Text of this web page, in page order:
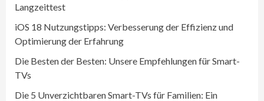
Langzeittest
iOS 18 Nutzungstipps: Verbesserung der Effizienz und
Optimierung der Erfahrung
Die Besten der Besten: Unsere Empfehlungen für Smart-
TVs
Die 5 Unverzichtbaren Smart-TVs für Familien: Ein